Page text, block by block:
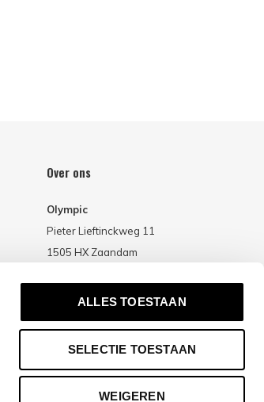
ALLES TOESTAAN
SELECTIE TOESTAAN
WEIGEREN
Over ons
Olympic
Pieter Lieftinckweg 11
1505 HX Zaandam